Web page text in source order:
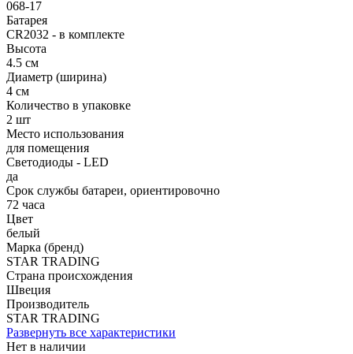
068-17
Батарея
CR2032 - в комплекте
Высота
4.5 см
Диаметр (ширина)
4 см
Количество в упаковке
2 шт
Место использования
для помещения
Светодиоды - LED
да
Срок службы батареи, ориентировочно
72 часа
Цвет
белый
Марка (бренд)
STAR TRADING
Страна происхождения
Швеция
Производитель
STAR TRADING
Развернуть все характеристики
Нет в наличии